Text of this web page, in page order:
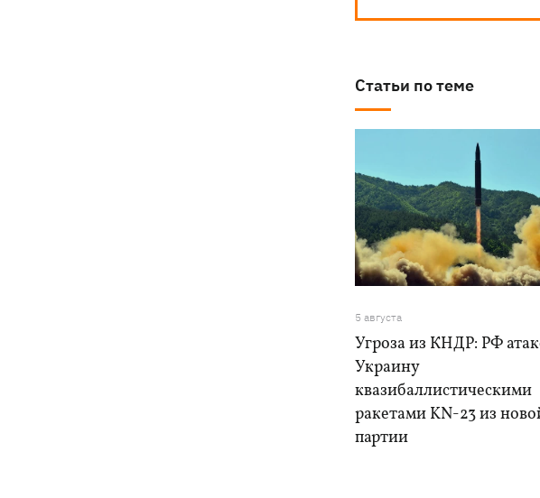
Статьи по теме
5 августа
Угроза из КНДР: РФ
Украину
квазибаллистическими
ракетами KN-23 из
партии